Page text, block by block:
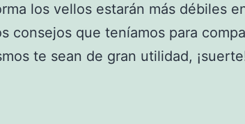
los vellos estarán más débiles
consejos que teníamos para
te sean de gran utilidad,